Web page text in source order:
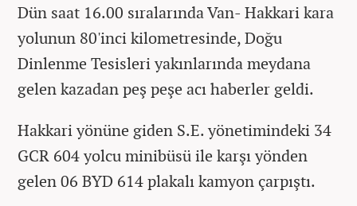
Dün saat 16.00 sıralarında Van- Hakkari kara
yolunun 80'inci kilometresinde, Doğu
Dinlenme Tesisleri yakınlarında meydana
gelen kazadan peş peşe acı haberler geldi.
Hakkari yönüne giden S.E. yönetimindeki 34
GCR 604 yolcu minibüsü ile karşı yönden
gelen 06 BYD 614 plakalı kamyon çarpıştı.